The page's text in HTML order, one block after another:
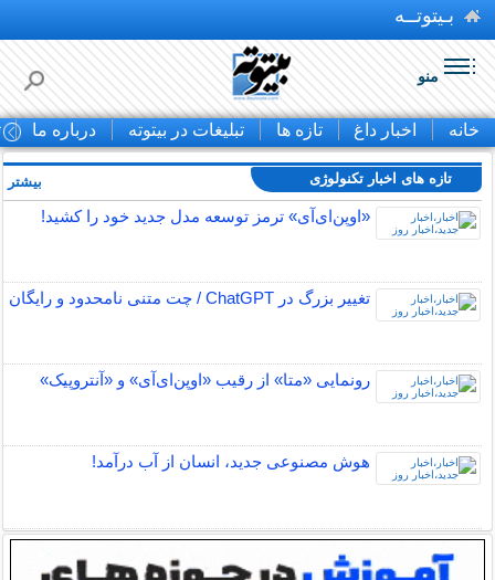
بـیتوتــه
منو
خانه اخبار داغ تازه ها تبلیغات در بیتوته درباره ما
تازه های اخبار تکنولوژی
«اوپن‌ای‌آی» ترمز توسعه مدل جدید خود را کشید!
تغییر بزرگ در ChatGPT / چت متنی نامحدود و رایگان
رونمایی «متا» از رقیب «اوپن‌ای‌آی» و «آنتروپیک»
هوش مصنوعی جدید، انسان از آب درآمد!
بیشتر